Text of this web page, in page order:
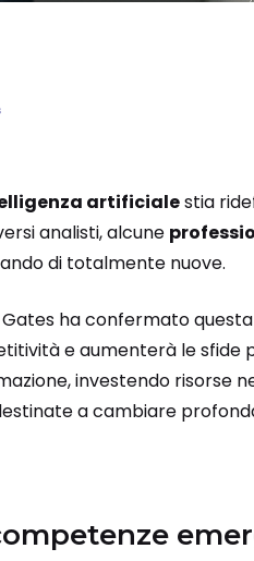
artificialestia
analisti, alcune
di totalmente nuove.
ha confermato
e aumenterà le sfide
investendo risorse
a cambiare